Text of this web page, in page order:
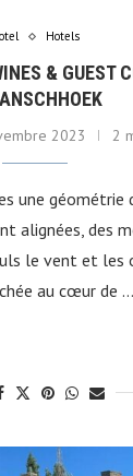
Hotels
& GUEST
2023 2
une géométrie
alignées, des
le vent et les
au cœur de …